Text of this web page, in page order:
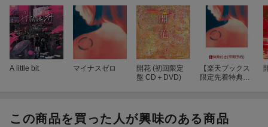
A little bit マイナスゼロ
開花 (初回限定
盤 CD＋DVD)
【楽天ブックス
限定先着特典
ホルダー+直筆
サイン入り！セ
この商品を買った人が興味のある商品